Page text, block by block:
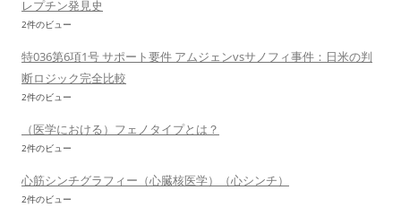
レプチン発見史
2件のビュー
特036第6項1号 サポート要件 アムジェンvsサノフィ事件：日米の判
断ロジック完全比較
2件のビュー
（医学における）フェノタイプとは？
2件のビュー
心筋シンチグラフィー（心臓核医学）（心シンチ）
2件のビュー